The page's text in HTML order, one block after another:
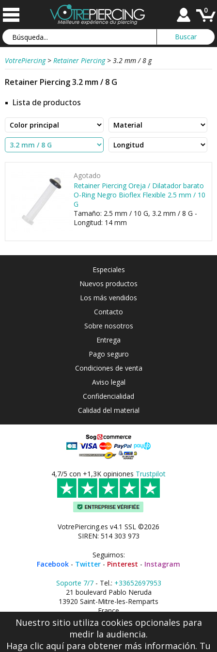
0
VotrePiercing > Retainer Piercing > 3.2 mm / 8 g
Retainer Piercing 3.2 mm / 8 G
Lista de productos
Agotado
Retainer Piercing Oreja / Dilatador barato
O-Ring Negro Bioflex Flexible 2.5 mm / 10
G
Tamaño: 2.5 mm / 10 G, 3.2 mm / 8 G -
Longitud: 14 mm
Especiales
Nuevos productos
Los más vendidos
Contacto
Sobre nosotros
Entrega
Pago seguro
Condiciones de venta
Aviso legal
Confidencialidad
Calidad del material
4,7/5 con +1,3K opiniones Trustpilot
VotrePiercing.es v4.1 SSL ©2026
SIREN: 514 303 973
Seguirnos:
Facebook - Twitter - Pinterest - Instagram
Soporte 7/7- Tel.: +33652697953
21 boulevard Pablo Neruda
13920 Saint-Mitre-les-Remparts
France
Nuestro sitio utiliza cookies opcionales para
medir la audiencia.
Haga clic aquípara obtener más información. Tu